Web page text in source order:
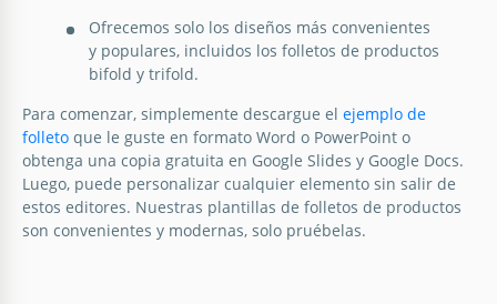
Folleto de producto de maquillaje
bilateral
Nuestra plantilla de Google Slides con Bi-Fold de
Ofrecemos solo los diseños más convenientes
y populares, incluidos los folletos de productos
bifold y trifold.
Para comenzar, simplemente descargue el ejemplo de
folleto que le guste en formato Word o PowerPoint o
obtenga una copia gratuita en Google Slides y Google Docs.
Luego, puede personalizar cualquier elemento sin salir de
estos editores. Nuestras plantillas de folletos de productos
son convenientes y modernas, solo pruébelas.